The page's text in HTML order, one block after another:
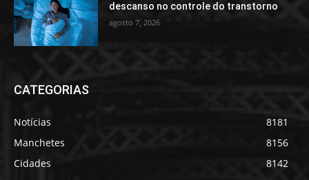
descanso no controle do transtorno
agosto 7, 2026
CATEGORIAS
Notícias
8181
Manchetes
8156
Cidades
8142